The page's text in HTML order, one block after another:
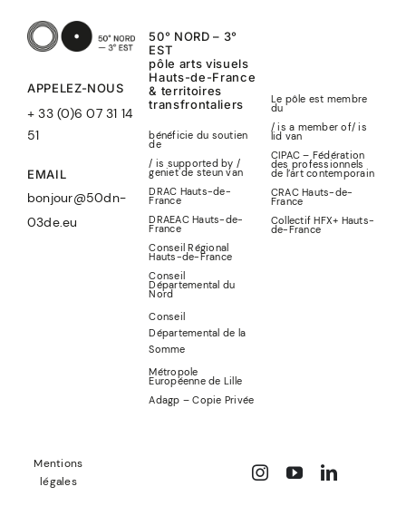
APPELEZ-NOUS
+ 33 (0)6 07 31 14
51
EMAIL
bonjour@50dn-
03de.eu
50° NORD – 3°
EST
pôle arts visuels
Hauts-de-France
& territoires
transfrontaliers
bénéficie du soutien
de
/ is supported by /
geniet de steun van
DRAC Hauts-de-
France
DRAEAC Hauts-de-
France
Conseil Régional
Hauts-de-France
Conseil
Départemental du
Nord
Conseil
Départemental de la
Somme
Métropole
Européenne de Lille
Adagp – Copie Privée
Le pôle est membre
du
/ is a member of/is
lid van
CIPAC – Fédération
des professionnels
de l’art contemporain
CRAC Hauts-de-
France
Collectif HFX+ Hauts-
de-France
Mentions
légales